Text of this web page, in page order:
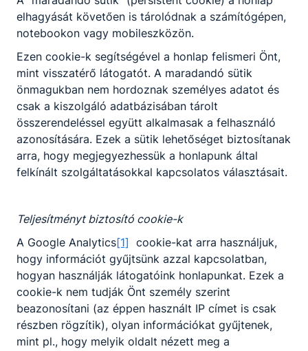
elhagyását követően is tárolódnak a számítógépen,
notebookon vagy mobileszközön.
Ezen cookie-k segítségével a honlap felismeri Önt,
mint visszatérő látogatót. A maradandó sütik
önmagukban nem hordoznak személyes adatot és
csak a kiszolgáló adatbázisában tárolt
összerendeléssel együtt alkalmasak a felhasználó
azonosítására. Ezek a sütik lehetőséget biztosítanak
arra, hogy megjegyezhessük a honlapunk által
felkínált szolgáltatásokkal kapcsolatos választásait.
Teljesítményt biztosító cookie-k
A Google Analytics[1] cookie-kat arra használjuk,
hogy információt gyűjtsünk azzal kapcsolatban,
hogyan használják látogatóink honlapunkat. Ezek a
cookie-k nem tudják Önt személy szerint
beazonosítani (az éppen használt IP címet is csak
részben rögzítik), olyan információkat gyűjtenek,
mint pl., hogy melyik oldalt nézett meg a